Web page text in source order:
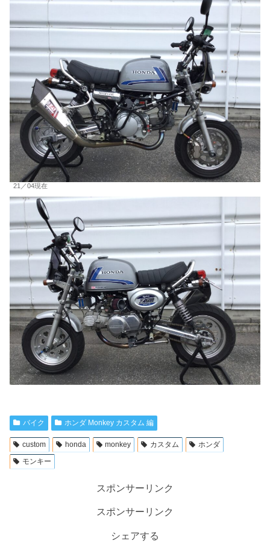
21／04現在
バイク ホンダ Monkey カスタム 編
custom honda monkey カスタム
ホンダ
モンキー
スポンサーリンク
スポンサーリンク
シェアする